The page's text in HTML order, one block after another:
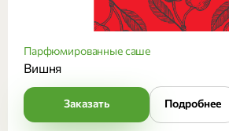
Парфюмированные саше
Вишня
Заказать Подробнее